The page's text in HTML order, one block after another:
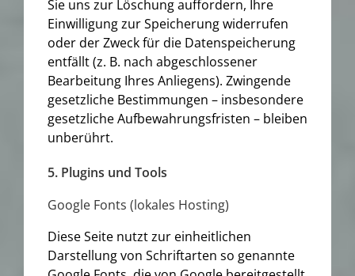
Sie uns zur Löschung auffordern, Ihre
Einwilligung zur Speicherung widerrufen
oder der Zweck für die Datenspeicherung
entfällt (z. B. nach abgeschlossener
Bearbeitung Ihres Anliegens). Zwingende
gesetzliche Bestimmungen – insbesondere
gesetzliche Aufbewahrungsfristen – bleiben
unberührt.
5. Plugins und Tools
Google Fonts (lokales Hosting)
Diese Seite nutzt zur einheitlichen
Darstellung von Schriftarten so genannte